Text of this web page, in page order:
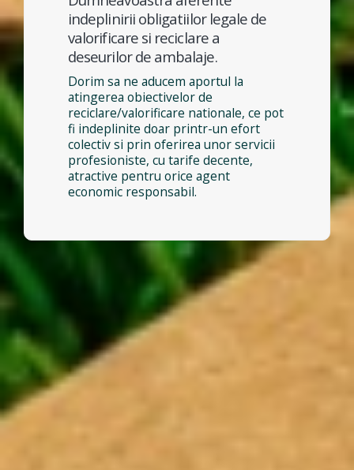
indeplinirii obligatiilor legale de
valorificare si reciclare a
deseurilor de ambalaje.
Dorim sa ne aducem aportul la
atingerea obiectivelor de
reciclare/valorificare nationale, ce pot
fi indeplinite doar printr-un efort
colectiv si prin oferirea unor servicii
profesioniste, cu tarife decente,
atractive pentru orice agent
economic responsabil.